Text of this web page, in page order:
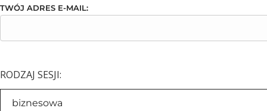
TWÓJ ADRES E-MAIL:
RODZAJ SESJI: